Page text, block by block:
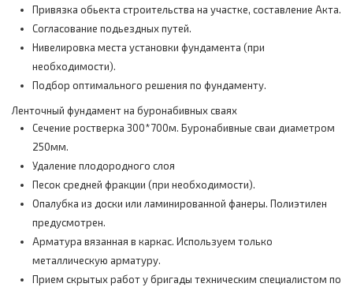
Привязка обьекта строительства на участке, составление Акта.
Согласование подьездных путей.
Нивелировка места установки фундамента (при
необходимости).
Подбор оптимального решения по фундаменту.
Ленточный фундамент на буронабивных сваях
Сечение ростверка 300*700м. Буронабивные сваи диаметром
250мм.
Удаление плодородного слоя
Песок средней фракции (при необходимости).
Опалубка из доски или ламинированной фанеры. Полиэтилен
предусмотрен.
Арматура вязанная в каркас. Используем только
металлическую арматуру.
Прием скрытых работ у бригады техническим специалистом по